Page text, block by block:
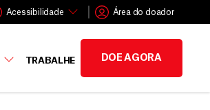
Acessibilidade Área do doador
TRABALHE DOE AGORA